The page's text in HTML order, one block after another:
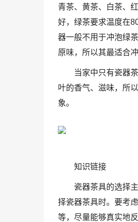
青茶、黄茶、白茶、
好，绿茶要求温度在
器一般不用于冲泡绿
原味，所以其最适合冲
当家中只有瓷器
叶的香气、滋味，所
象。
知识链接
瓷器茶具的选择
择瓷器茶具时。要考
等，尽量能够真实地